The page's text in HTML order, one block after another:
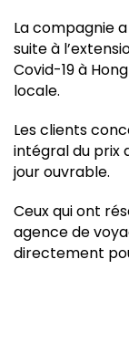
La compagnie
suite à
Covid-19 à
locale.
Les clients
intégral du prix
jour ouvrable.
Ceux qui ont
agence de
directement